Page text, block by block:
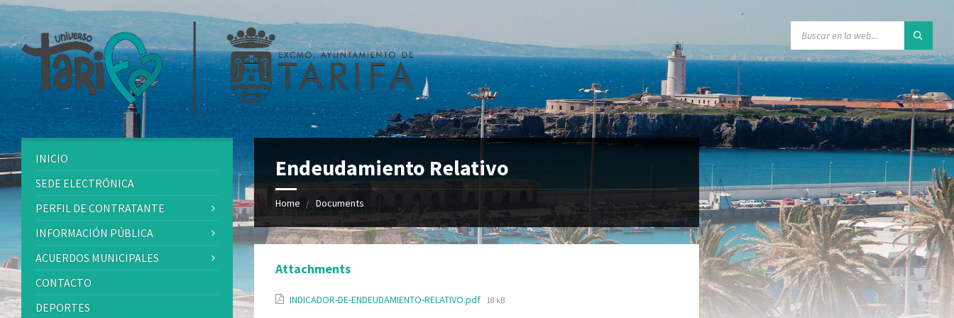
Endeudamiento Relativo
Home Documents
Attachments
INDICADOR-DE-ENDEUDAMIENTO-RELATIVO.pdf 18 kB
INICIO
SEDE ELECTRÓNICA
PERFIL DE CONTRATANTE
INFORMACIÓN PÚBLICA
ACUERDOS MUNICIPALES
CONTACTO
DEPORTES